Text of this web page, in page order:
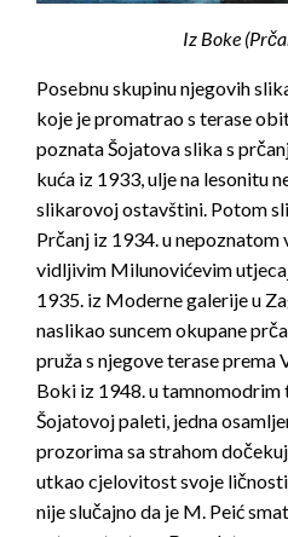
Iz Boke
Posebnu skupinu njegovih
koje je promatrao s terase
poznata Šojatova slika s
kuća iz 1933, ulje na lesonitu
slikarovoj ostavštini. Potom
Prčanj iz 1934. u nepoznatom
vidljivim Milunovićevim
1935. iz Moderne galerije u
naslikao suncem okupane
pruža s njegove terase prema
Boki iz 1948. u
Šojatovoj paleti, jedna
prozorima sa strahom
utkao cjelovitost svoje
nije slučajno da je M. Peić